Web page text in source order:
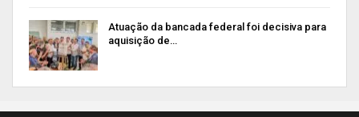
Atuação da bancada federal foi decisiva para
aquisição de…